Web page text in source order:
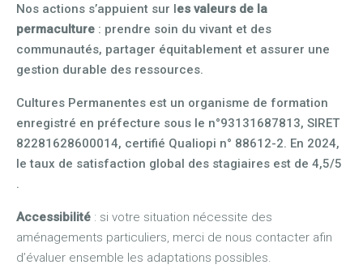
Nos actions s’appuient sur les valeurs de la
permaculture : prendre soin du vivant et des
communautés, partager équitablement et assurer une
gestion durable des ressources.
Cultures Permanentes est un organisme de formation
enregistré en préfecture sous le n°93131687813, SIRET
82281628600014, certifié Qualiopi n° 88612-2. En 2024,
le taux de satisfaction global des stagiaires est de 4,5/5
.
Accessibilité : si votre situation nécessite des
aménagements particuliers, merci de nous contacter afin
d’évaluer ensemble les adaptations possibles.